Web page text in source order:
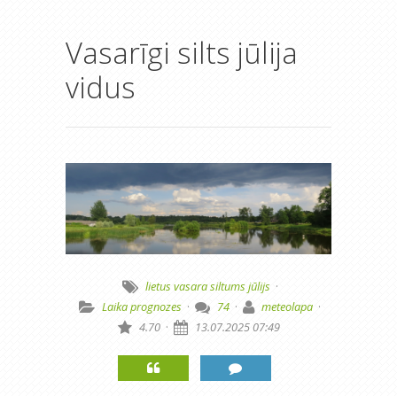
Vasarīgi silts jūlija
vidus
lietus vasarasiltumsjūlijs ·
Laika prognozes · 74 · meteolapa ·
4.70 · 13.07.2025 07:49